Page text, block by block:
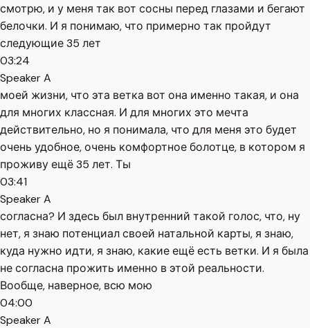
смотрю, и у меня так вот сосны перед глазами и бегают
белочки. И я понимаю, что примерно так пройдут
следующие 35 лет
03:24
Speaker A
моей жизни, что эта ветка вот она именно такая, и она
для многих классная. И для многих это мечта
действительно, но я понимала, что для меня это будет
очень удобное, очень комфортное болотце, в котором я
проживу ещё 35 лет. Ты
03:41
Speaker A
согласна? И здесь был внутренний такой голос, что, ну
нет, я знаю потенциал своей натальной карты, я знаю,
куда нужно идти, я знаю, какие ещё есть ветки. И я была
не согласна прожить именно в этой реальности.
Вообще, наверное, всю мою
04:00
Speaker A